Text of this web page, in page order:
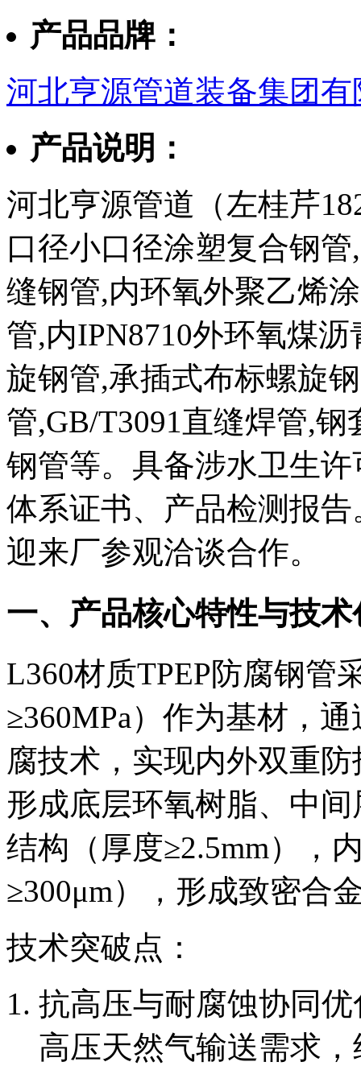
产品品牌：
河北亨源管道装备集团有
产品说明：
河北亨源管道（左桂芹
口径小口径涂塑复合钢
缝钢管,内环氧外聚乙烯
管,内IPN8710外环氧煤
旋钢管,承插式布标螺旋
管,GB/T3091直缝焊管,
钢管等。具备涉水卫生
体系证书、产品检测报
迎来厂参观洽谈合作。
一、产品核心特性与技术
L360材质TPEP防腐钢管
≥360MPa）作为基材，
腐技术，实现内外双重
形成底层环氧树脂、中
结构（厚度≥2.5mm），
≥300μm），形成致密合
技术突破点：
抗高压与耐腐蚀协同
高压天然气输送需求